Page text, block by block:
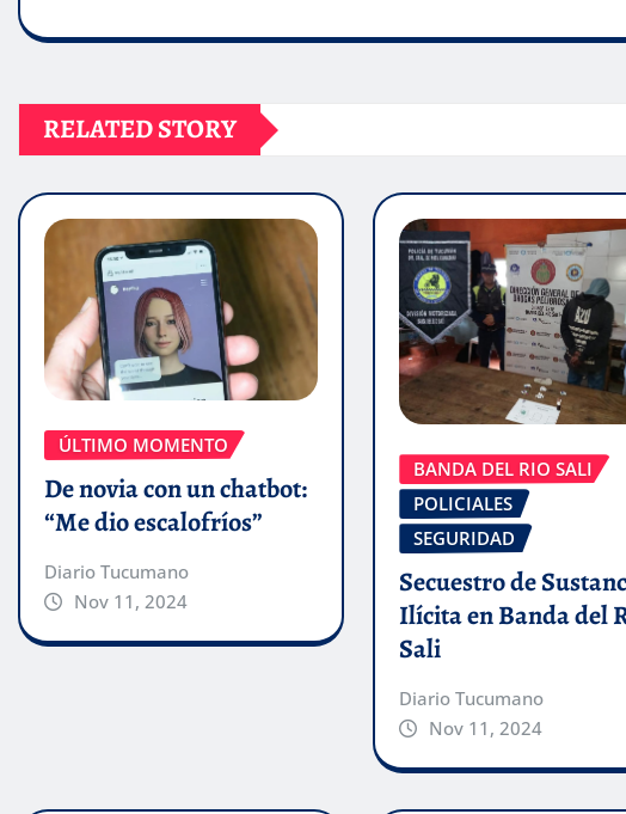
RELATED STORY
ÚLTIMO MOMENTO
De novia con un chatbot:
“Me dio escalofríos”
Diario Tucumano
Nov 11, 2024
BANDA DEL RIO SALI
POLICIALES
SEGURIDAD
Secuestro de
Ilícita en Banda del
Sali
Diario Tucumano
Nov 11, 2024